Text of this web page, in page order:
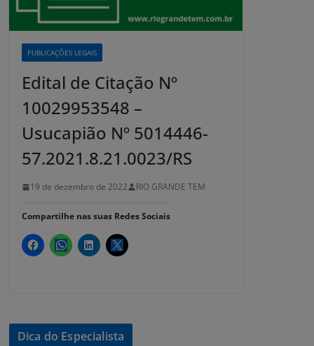
PUBLICAÇÕES LEGAIS
Edital de Citação Nº
10029953548 –
Usucapião Nº 5014446-
57.2021.8.21.0023/RS
19 de dezembro de 2022 RIO GRANDE TEM
Compartilhe nas suas Redes Sociais
Dica do Especialista